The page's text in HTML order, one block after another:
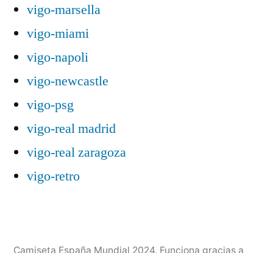
vigo-marsella
vigo-miami
vigo-napoli
vigo-newcastle
vigo-psg
vigo-real madrid
vigo-real zaragoza
vigo-retro
Camiseta España Mundial 2024, Funciona gracias a